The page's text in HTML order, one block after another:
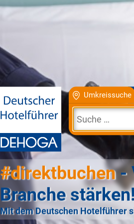
Umkreissuche
#direktbuchen-
Branche
Mit dem Deutschen Hotelführer